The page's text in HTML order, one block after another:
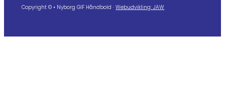
Copyright © • Nyborg GIF Håndbold ·Webudvikling: JAW